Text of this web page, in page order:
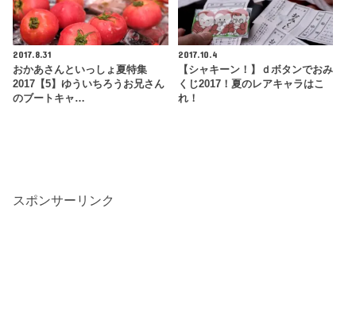
2017.8.31
おかあさんといっしょ夏特集
2017【5】ゆういちろうお兄さん
のブートキャ…
2017.10.4
【シャキーン！】ｄボタンでおみ
くじ2017！夏のレアキャラはこ
れ！
スポンサーリンク